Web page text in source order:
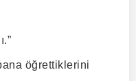
öğrettiklerini